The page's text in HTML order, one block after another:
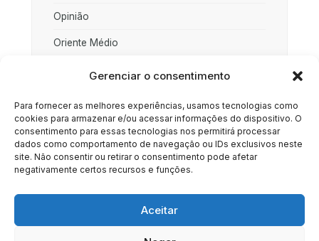
Gerenciar o consentimento
Para fornecer as melhores experiências, usamos tecnologias como
cookies para armazenar e/ou acessar informações do dispositivo. O
consentimento para essas tecnologias nos permitirá processar
dados como comportamento de navegação ou IDs exclusivos neste
site. Não consentir ou retirar o consentimento pode afetar
negativamente certos recursos e funções.
Aceitar
Opinião
Oriente Médio
Rússia
Sociedade
Uncategorized